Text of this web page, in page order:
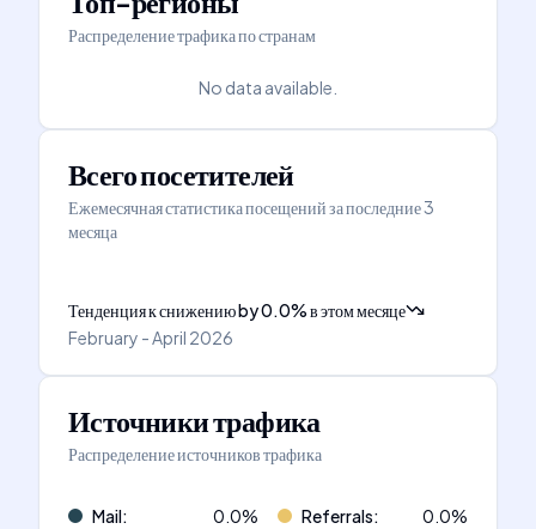
Распределение трафика по странам
No data available.
Всего посетителей
Ежемесячная статистика посещений за последние 3
месяца
Тенденция к снижениюby0.0%в этом месяце
February - April 2026
Источники трафика
Распределение источников трафика
Mail: 0.0% Referrals: 0.0%